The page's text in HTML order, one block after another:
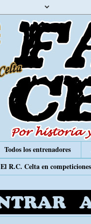
Todos los entrenadores
El R.C. Celta en competiciones